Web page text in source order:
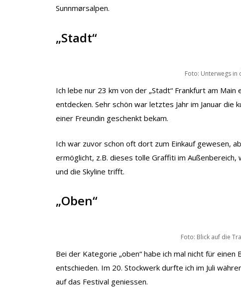
Sunnmørsalpen.
„Stadt“
Foto: Unterwegs in
Ich lebe nur 23 km von der „Stadt“ Frankfurt am
entdecken. Sehr schön war letztes Jahr im Januar die
einer Freundin geschenkt bekam.
Ich war zuvor schon oft dort zum Einkauf gewesen,
ermöglicht, z.B. dieses tolle Graffiti im
und die Skyline trifft.
„Oben“
Foto: Blick auf die
Bei der Kategorie „oben“ habe ich mal nicht für
entschieden. Im 20. Stockwerk durfte ich im Juli
auf das Festival geniessen.